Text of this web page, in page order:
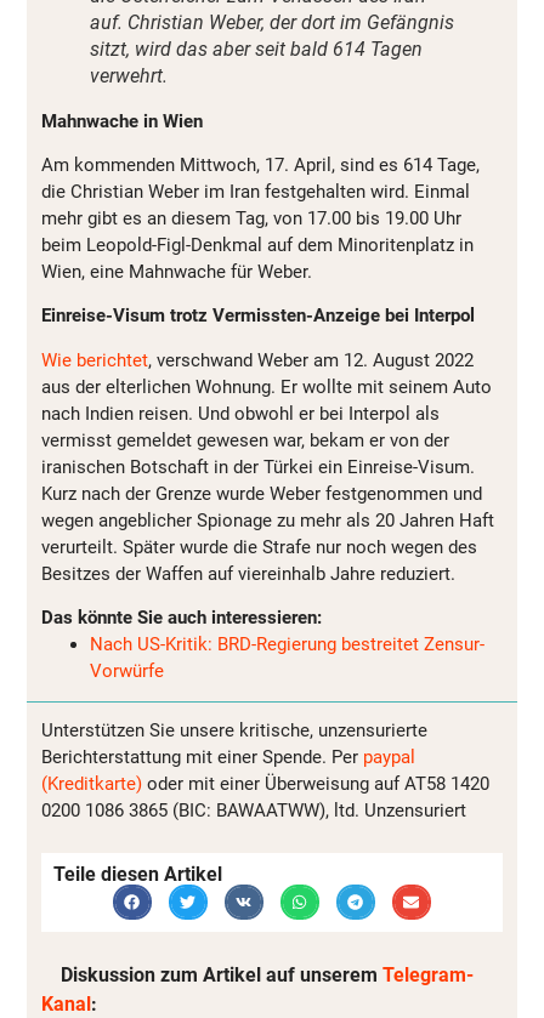
auf. Christian Weber, der dort im Gefängnis
sitzt, wird das aber seit bald 614 Tagen
verwehrt.
Mahnwache in Wien
Am kommenden Mittwoch, 17. April, sind es 614 Tage,
die Christian Weber im Iran festgehalten wird. Einmal
mehr gibt es an diesem Tag, von 17.00 bis 19.00 Uhr
beim Leopold-Figl-Denkmal auf dem Minoritenplatz in
Wien, eine Mahnwache für Weber.
Einreise-Visum trotz Vermissten-Anzeige bei Interpol
Wie berichtet, verschwand Weber am 12. August 2022
aus der elterlichen Wohnung. Er wollte mit seinem Auto
nach Indien reisen. Und obwohl er bei Interpol als
vermisst gemeldet gewesen war, bekam er von der
iranischen Botschaft in der Türkei ein Einreise-Visum.
Kurz nach der Grenze wurde Weber festgenommen und
wegen angeblicher Spionage zu mehr als 20 Jahren Haft
verurteilt. Später wurde die Strafe nur noch wegen des
Besitzes der Waffen auf viereinhalb Jahre reduziert.
Das könnte Sie auch interessieren:
Nach US-Kritik: BRD-Regierung bestreitet Zensur-
Vorwürfe
Unterstützen Sie unsere kritische, unzensurierte
Berichterstattung mit einer Spende. Per paypal
(Kreditkarte) oder mit einer Überweisung auf AT58 1420
0200 1086 3865 (BIC: BAWAATWW), ltd. Unzensuriert
Teile diesen Artikel
Diskussion zum Artikel auf unserem Telegram-
Kanal :